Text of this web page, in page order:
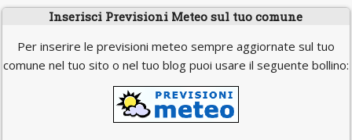
Inserisci Previsioni Meteo sul tuo comune
Per inserire le previsioni meteo sempre aggiornate sul tuo
comune nel tuo sito o nel tuo blog puoi usare il seguente bollino: